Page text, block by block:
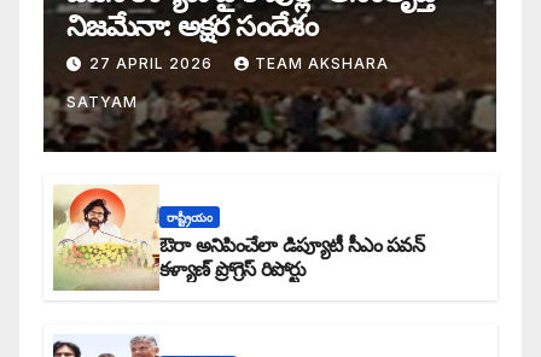
నిజమేనా: అక్షర సందేశం
27 APRIL 2026 TEAM AKSHARA
SATYAM
రాష్ట్రీయం
ఔరా అనిపించేలా డిప్యూటీ సీఎం పవన్
కళ్యాణ్ ప్రోగ్రెస్ రిపోర్టు